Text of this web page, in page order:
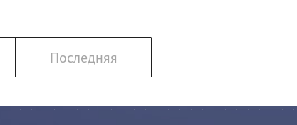
Последняя